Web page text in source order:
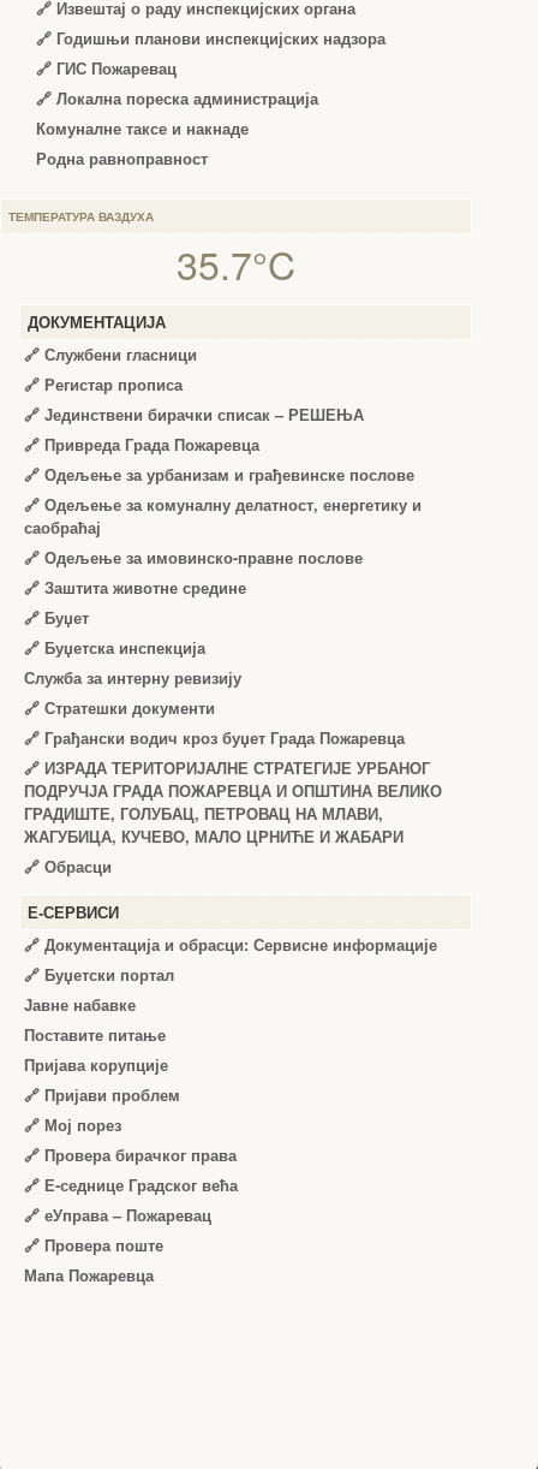
🔗 Извештај о раду инспекцијских органа
🔗 Годишњи планови инспекцијских надзора
🔗 ГИС Пожаревац
🔗 Локална пореска администрација
Комуналне таксе и накнаде
Родна равноправност
ТЕМПЕРАТУРА ВАЗДУХА
35.7°C
ДОКУМЕНТАЦИЈА
🔗 Службени гласници
🔗 Регистар прописа
🔗 Јединствени бирачки списак – РЕШЕЊА
🔗 Привреда Града Пожаревца
🔗 Одељење за урбанизам и грађевинске послове
🔗 Одељење за комуналну делатност, енергетику и
саобраћај
🔗 Одељење за имовинско-правне послове
🔗 Заштита животне средине
🔗 Буџет
🔗 Буџетска инспекција
Служба за интерну ревизију
🔗 Стратешки документи
🔗 Грађански водич кроз буџет Града Пожаревца
🔗 ИЗРАДА ТЕРИТОРИЈАЛНЕ СТРАТЕГИЈЕ УРБАНОГ
ПОДРУЧЈА ГРАДА ПОЖАРЕВЦА И ОПШТИНА ВЕЛИКО
ГРАДИШТЕ, ГОЛУБАЦ, ПЕТРОВАЦ НА МЛАВИ,
ЖАГУБИЦА, КУЧЕВО, МАЛО ЦРНИЋЕ И ЖАБАРИ
🔗 Обрасци
Е-СЕРВИСИ
🔗 Документација и обрасци: Сервисне информације
🔗 Буџетски портал
Јавне набавке
Поставите питање
Пријава корупције
🔗 Пријави проблем
🔗 Мој порез
🔗 Провера бирачког права
🔗 Е-седнице Градског већа
🔗 еУправа – Пожаревац
🔗 Провера поште
Мапа Пожаревца